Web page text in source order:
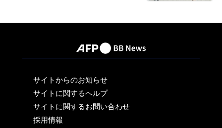
サイトからのお知らせ
サイトに関するヘルプ
サイトに関するお問い合わせ
採用情報